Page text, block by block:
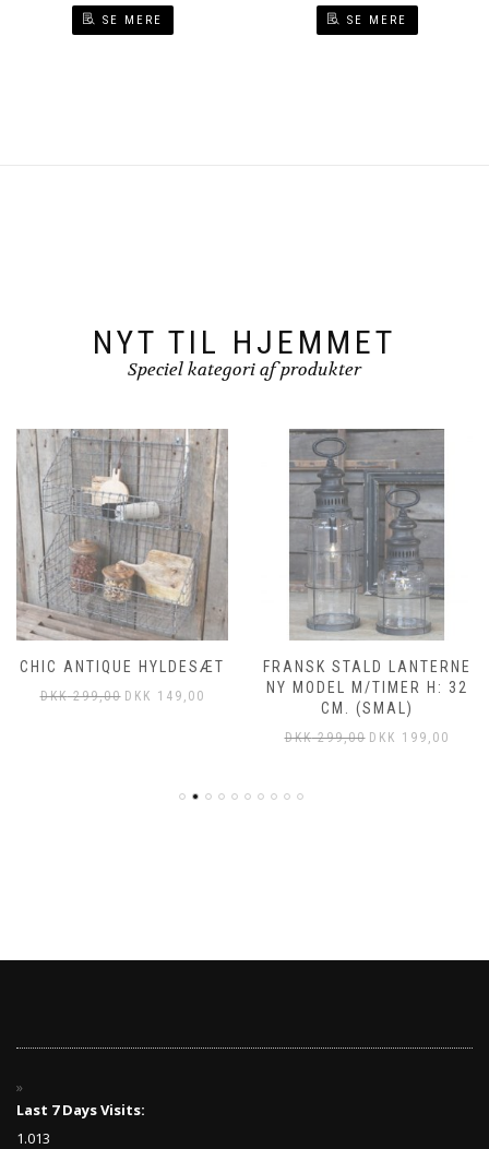
SE MERE SE MERE
NYT TIL HJEMMET
Speciel kategori af produkter
CHIC ANTIQUE HYLDESÆT
DKK299,00 DKK 149,00
FRANSK STALD LANTERNE
NY MODEL M/TIMER H: 32
CM. (SMAL)
DKK299,00 DKK 199,00
Last 7 Days Visits:
1.013